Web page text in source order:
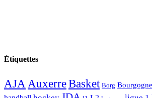
Étiquettes
AJAAuxerreBasket Borg Bourgogne